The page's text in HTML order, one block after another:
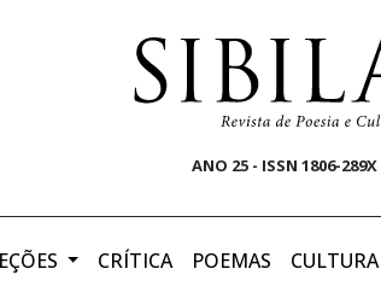
ANO 25 - ISSN 1806-289X
CRÍTICA POEMAS CULTURA